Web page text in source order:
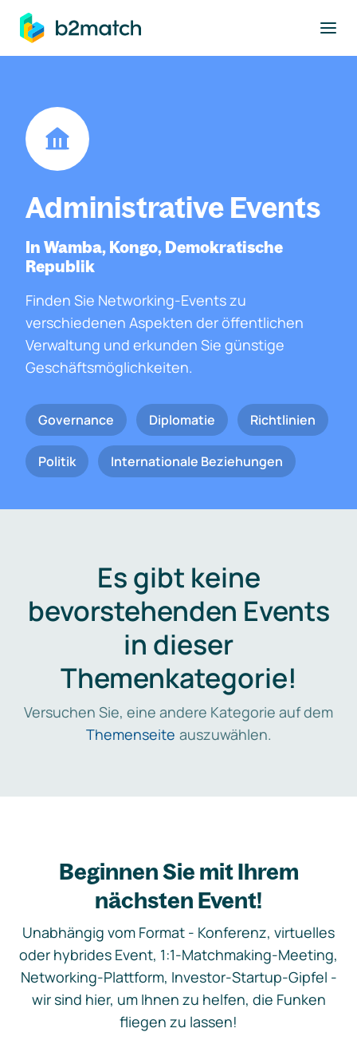
springen
Administrative Events
In Wamba, Kongo, Demokratische
Republik
Finden Sie Networking-Events zu
verschiedenen Aspekten der öffentlichen
Verwaltung und erkunden Sie günstige
Geschäftsmöglichkeiten.
Governance Diplomatie Richtlinien
Politik Internationale Beziehungen
Es gibt keine
bevorstehenden Events
in dieser
Themenkategorie!
Versuchen Sie, eine andere Kategorie auf dem
Themenseite auszuwählen.
Beginnen Sie mit Ihrem
nächsten Event!
Unabhängig vom Format - Konferenz, virtuelles
oder hybrides Event, 1:1-Matchmaking-Meeting,
Networking-Plattform, Investor-Startup-Gipfel -
wir sind hier, um Ihnen zu helfen, die Funken
fliegen zu lassen!